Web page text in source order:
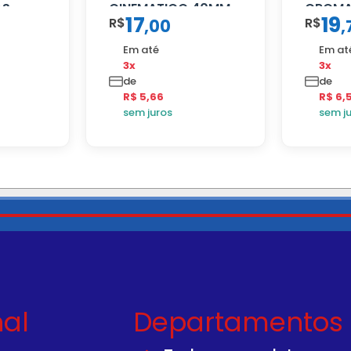
CINEMATICO 40MM
R$17,00
Em até
3x
de
R$ 5,66
sem juros
R$19,
Em
3x
de
R$
sem
Departamentos